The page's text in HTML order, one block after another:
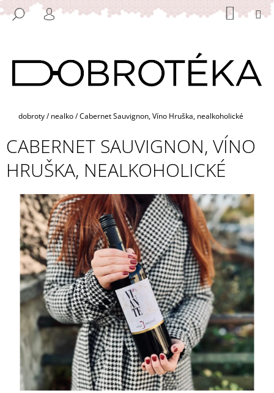
Přejít
na
HLEDAT
PŘIHLÁŠENÍ KOŠÍK
Domů
dobroty/ nealko/Cabernet Sauvignon, Víno Hruška, nealkoholické
CABERNET SAUVIGNON, VÍNO
HRUŠKA, NEALKOHOLICKÉ
K
C
O
O
Ř
E
B
U
E
T
E
N
A